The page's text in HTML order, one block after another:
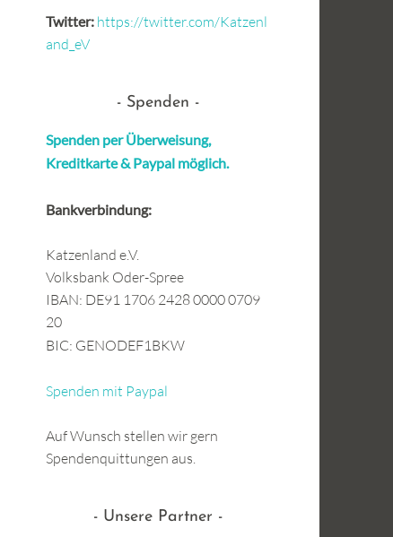
Twitter: https://twitter.com/Katzenl
and_eV
Spenden
Spenden per Überweisung,
Kreditkarte & Paypal möglich.
Bankverbindung:
Katzenland e.V.
Volksbank Oder-Spree
IBAN: DE91 1706 2428 0000 0709
20
BIC: GENODEF1BKW
Spenden mit Paypal
Auf Wunsch stellen wir gern
Spendenquittungen aus.
Unsere Partner